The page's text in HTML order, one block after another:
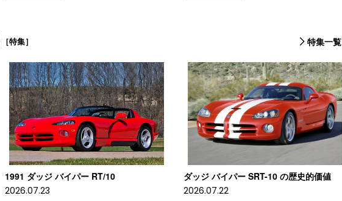
［特集］ 特集一覧
1991 ダッジ バイパー RT/10
2026.07.23
ダッジ バイパー SRT-10 の歴史的価値
2026.07.22